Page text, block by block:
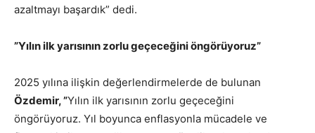
azaltmayı başardık” dedi.
”Yılın ilk yarısının zorlu geçeceğini öngörüyoruz”
2025 yılına ilişkin değerlendirmelerde de bulunan
Özdemir, ”Yılın ilk yarısının zorlu geçeceğini
öngörüyoruz. Yıl boyunca enflasyonla mücadele ve